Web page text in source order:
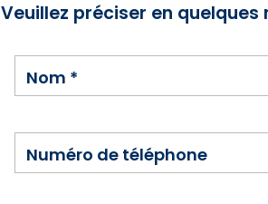
Veuillez préciser en quelques
Nom *
Numéro de téléphone